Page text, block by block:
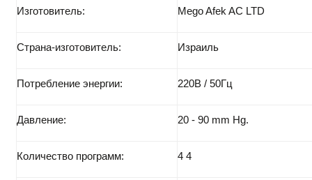
Изготовитель: Mego Afek AC LTD
Страна-изготовитель: Израиль
Потребление энергии: 220В / 50Гц
Давление: 20 - 90 mm Hg.
Количество программ: 4 4